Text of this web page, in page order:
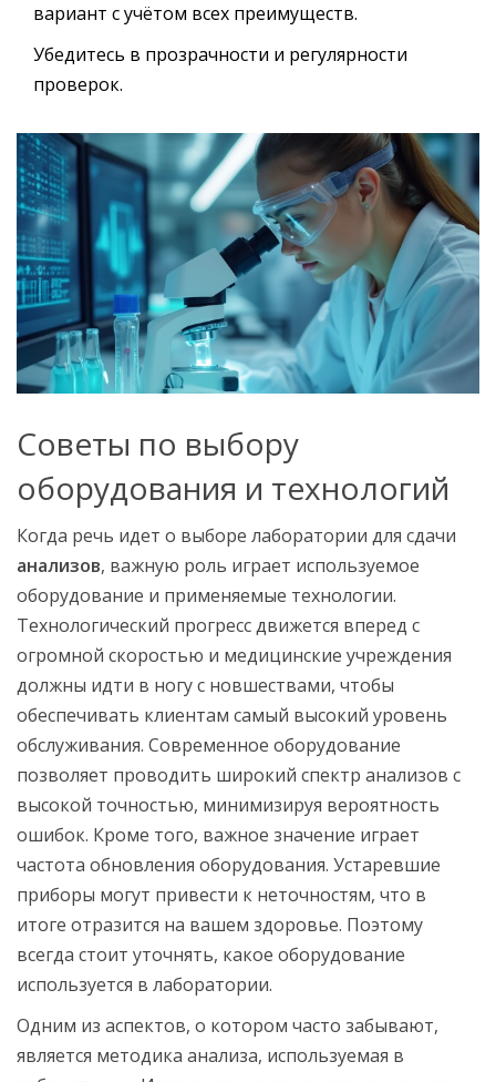
вариант с учётом всех преимуществ.
Убедитесь в прозрачности и регулярности
проверок.
Советы по выбору
оборудования и технологий
Когда речь идет о выборе лаборатории для сдачи
анализов, важную роль играет используемое
оборудование и применяемые технологии.
Технологический прогресс движется вперед с
огромной скоростью и медицинские учреждения
должны идти в ногу с новшествами, чтобы
обеспечивать клиентам самый высокий уровень
обслуживания. Современное оборудование
позволяет проводить широкий спектр анализов с
высокой точностью, минимизируя вероятность
ошибок. Кроме того, важное значение играет
частота обновления оборудования. Устаревшие
приборы могут привести к неточностям, что в
итоге отразится на вашем здоровье. Поэтому
всегда стоит уточнять, какое оборудование
используется в лаборатории.
Одним из аспектов, о котором часто забывают,
является методика анализа, используемая в